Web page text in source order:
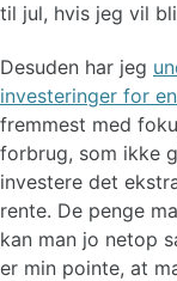
til jul, hvis jeg vil
Desuden har jeg
investeringer for
fremmest med
forbrug, som ikke
investere det
rente. De penge
kan man jo netop
er min pointe, at